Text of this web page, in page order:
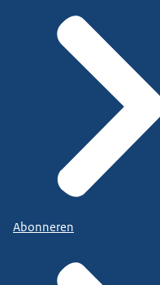
Abonneren